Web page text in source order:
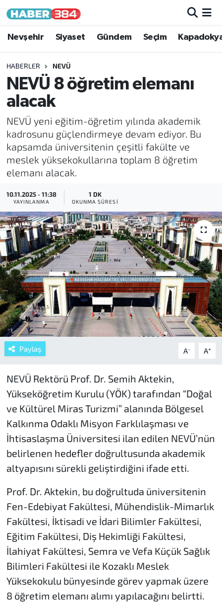
Nevşehir Siyaset Gündem Seçim
HABERLER NEVÜ
NEVÜ 8 öğretim elemanı
alacak
NEVÜ yeni eğitim-öğretim yılında akademik
kadrosunu güçlendirmeye devam ediyor. Bu
kapsamda üniversitenin çeşitli fakülte ve
meslek yüksekokullarına toplam 8 öğretim
elemanı alacak.
10.11.2025 - 11:38
YAYINLANMA
1 DK
OKUNMA SÜRESI
Paylaş A- A+
NEVÜ Rektörü Prof. Dr. Semih Aktekin,
Yükseköğretim Kurulu (YÖK) tarafından “Doğal
ve Kültürel Miras Turizmi” alanında Bölgesel
Kalkınma Odaklı Misyon Farklılaşması ve
İhtisaslaşma Üniversitesi ilan edilen NEVÜ’nün
belirlenen hedefler doğrultusunda akademik
altyapısını sürekli geliştirdiğini ifade etti.
Prof. Dr. Aktekin, bu doğrultuda üniversitenin
Fen-Edebiyat Fakültesi, Mühendislik-Mimarlık
Fakültesi, İktisadi ve İdari Bilimler Fakültesi,
Eğitim Fakültesi, Diş Hekimliği Fakültesi,
İlahiyat Fakültesi, Semra ve Vefa Küçük Sağlık
Bilimleri Fakültesi ile Kozaklı Meslek
Yüksekokulu bünyesinde görev yapmak üzere
8 öğretim elemanı alımı yapılacağını belirtti.
Nöbetçi Eczaneler
Hava Durumu
Trafik Durumu
Süper Lig Puan Durumu ve Fikstür
Tüm Manşetler
Son Dakika Haberleri
Haber Arşivi